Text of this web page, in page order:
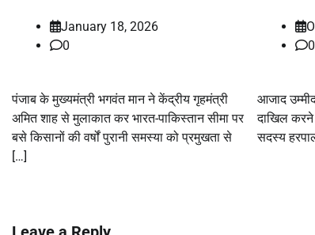
January 18, 2026
0
पंजाब के मुख्यमंत्री भगवंत मान ने केंद्रीय गृहमंत्री
अमित शाह से मुलाकात कर भारत-पाकिस्तान सीमा पर
बसे किसानों की वर्षों पुरानी समस्या को प्रमुखता से
[…]
0
आजाद
दाखिल करने
सदस्य